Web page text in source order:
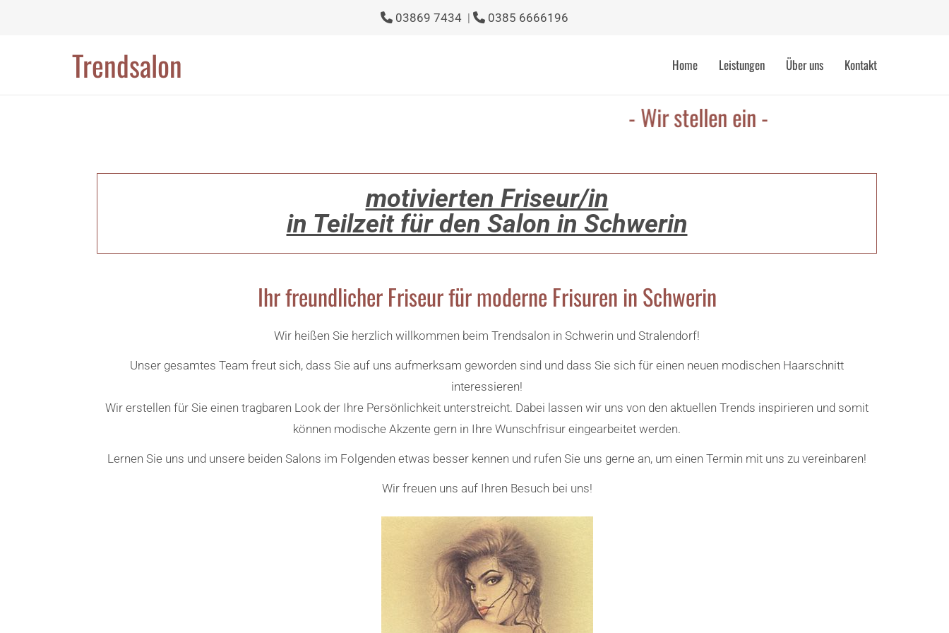
 03869 7434 |  0385 6666196
Trendsalon Home Leistungen Über uns Kontakt
- Wir stellen ein -
motivierten Friseur/in
in Teilzeit für den Salon in Schwerin
Ihr freundlicher Friseur für moderne Frisuren in Schwerin
Wir heißen Sie herzlich willkommen beim Trendsalon in Schwerin und Stralendorf!
Unser gesamtes Team freut sich, dass Sie auf uns aufmerksam geworden sind und dass Sie sich für einen neuen modischen Haarschnitt
interessieren!
Wir erstellen für Sie einen tragbaren Look der Ihre Persönlichkeit unterstreicht. Dabei lassen wir uns von den aktuellen Trends inspirieren und somit
können modische Akzente gern in Ihre Wunschfrisur eingearbeitet werden.
Lernen Sie uns und unsere beiden Salons im Folgenden etwas besser kennen und rufen Sie uns gerne an, um einen Termin mit uns zu vereinbaren!
Wir freuen uns auf Ihren Besuch bei uns!